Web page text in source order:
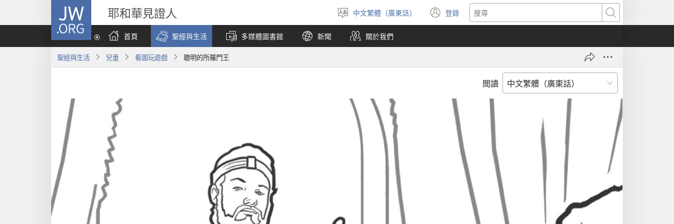
JW.ORG 耶和華見證人
選
擇
語
言
中文繁體（廣東話） 登錄
（開
啟
視
搜
尋
首頁
聖經與生活 多媒體圖書館 新聞 關於我們
聖經與生活 兒童 看圖玩遊戲 聰明的所羅門王
閲讀